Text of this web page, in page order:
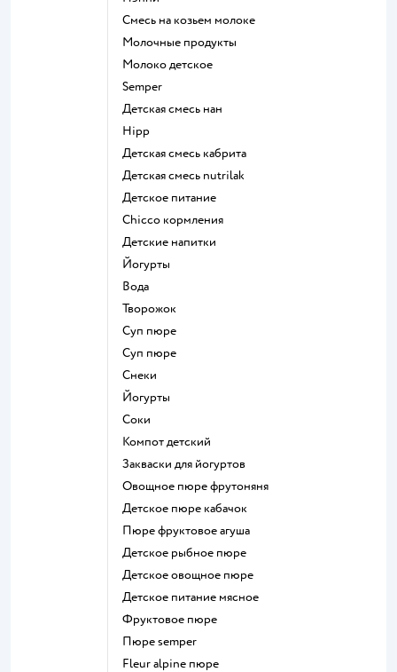
смесь на козьем молоке
молочные продукты
молоко детское
semper
детская смесь нан
hipp
детская смесь кабрита
детская смесь nutrilak
детское питание
chicco кормления
детские напитки
йогурты
Вода
творожок
суп пюре
суп пюре
Снеки
йогурты
Соки
компот детский
Закваски для йогуртов
овощное пюре фрутоняня
детское пюре кабачок
пюре фруктовое агуша
детское рыбное пюре
детское овощное пюре
детское питание мясное
фруктовое пюре
пюре semper
fleur alpine пюре